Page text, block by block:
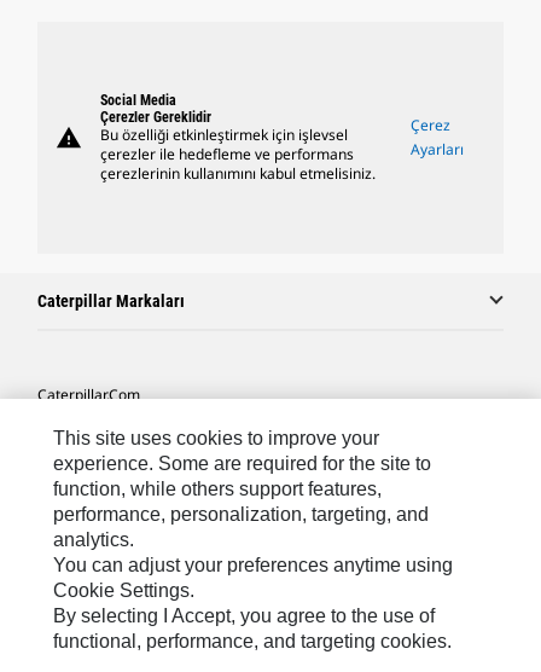
warning
Social Media
Çerezler Gereklidir
Bu özelliği etkinleştirmek için işlevsel
çerezler ile hedefleme ve performans
çerezlerinin kullanımını kabul etmelisiniz.
Çerez
Ayarları
Caterpillar Markaları
Caterpillar.com
Caterpillar Müşteri Hizmetleri Ve Iletişim
Site Haritası
Cookie Settings
Yasal
Gizlilik
This site uses cookies to improve your
experience. Some are required for the site to
function, while others support features,
performance, personalization, targeting, and
analytics.
You can adjust your preferences anytime using
Cookie Settings.
By selecting I Accept, you agree to the use of
functional, performance, and targeting cookies.